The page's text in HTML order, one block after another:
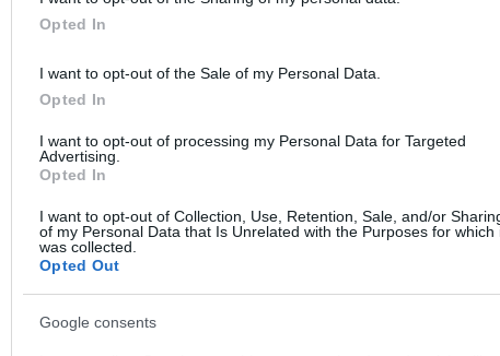
Opted In
I want to opt-out of the Sale of my Personal Data.
Opted In
I want to opt-out of processing my Personal Data for Targeted
Advertising.
Opted In
I want to opt-out of Collection, Use, Retention, Sale, and/or
of my Personal Data that Is Unrelated with the Purposes for which
was collected.
Opted Out
Google consents